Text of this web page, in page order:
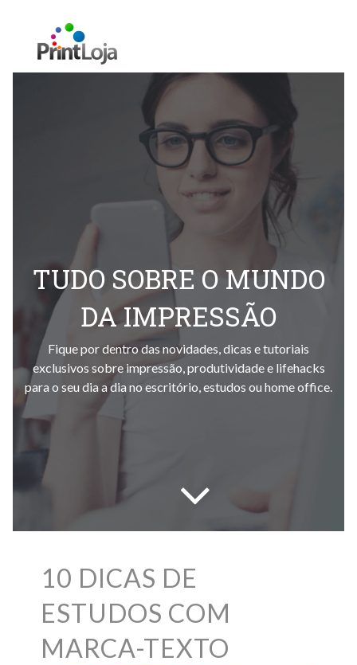
TUDO SOBRE O MUNDO
DA IMPRESSÃO
Fique por dentro das novidades, dicas e tutoriais
exclusivos sobre impressão, produtividade e lifehacks
para o seu dia a dia no escritório, estudos ou home office.
10 DICAS DE
ESTUDOS COM
MARCA-TEXTO